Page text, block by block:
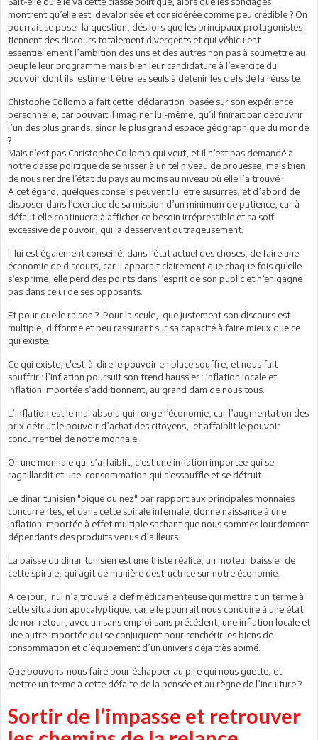
montrent qu’elle est dévalorisée et considérée comme peu crédible ? On
pourrait se poser la question, dés lors que les principaux protagonistes
tiennent des discours totalement divergents et qui véhiculent
essentiellement l’ambition des uns et des autres non pas à soumettre au
peuple leur programme mais bien leur candidature à l’exercice du
pouvoir dont ils estiment être les seuls à détenir les clefs de la réussite.
Chistophe Collomb a fait cette déclaration basée sur son expérience
personnelle, car pouvait il imaginer lui-même, qu’il finirait par découvrir
l’un des plus grands, sinon le plus grand espace géographique du monde
?
Mais n’est pas Christophe Collomb qui veut, et il n’est pas demandé à
notre classe politique de se hisser à un tel niveau de prouesse, mais bien
de nous rendre l’état du pays au moins au niveau où elle l’a trouvé !
A cet égard, quelques conseils peuvent lui être susurrés, et d’abord de
disposer dans l’exercice de sa mission d’un minimum de patience, car à
défaut elle continuera à afficher ce besoin irrépressible et sa soif
excessive de pouvoir, qui la desservent outrageusement.
Il lui est également conseillé, dans l’état actuel des choses, de faire une
économie de discours, car il apparait clairement que chaque fois qu’elle
s’exprime, elle perd des points dans l’esprit de son public et n’en gagne
pas dans celui de ses opposants.
Et pour quelle raison ? Pour la seule, que justement son discours est
multiple, difforme et peu rassurant sur sa capacité à faire mieux que ce
qui existe.
Ce qui existe, c'est-à-dire le pouvoir en place souffre, et nous fait
souffrir : l’inflation poursuit son trend haussier : inflation locale et
inflation importée s’additionnent, au grand dam de nous tous.
L’inflation est le mal absolu qui ronge l’économie, car l’augmentation des
prix détruit le pouvoir d’achat des citoyens, et affaiblit le pouvoir
concurrentiel de notre monnaie.
Or une monnaie qui s’affaiblit, c’est une inflation importée qui se
ragaillardit et une consommation qui s’essouffle et se détruit.
Le dinar tunisien "pique du nez" par rapport aux principales monnaies
concurrentes, et dans cette spirale infernale, donne naissance à une
inflation importée à effet multiple sachant que nous sommes lourdement
dépendants des produits venus d’ailleurs.
La baisse du dinar tunisien est une triste réalité, un moteur baissier de
cette spirale, qui agit de manière destructrice sur notre économie.
A ce jour, nul n’a trouvé la clef médicamenteuse qui mettrait un terme à
cette situation apocalyptique, car elle pourrait nous conduire à une état
de non retour, avec un sans emploi sans précédent, une inflation locale et
une autre importée qui se conjuguent pour renchérir les biens de
consommation et d’équipement d’un univers déjà très abimé.
Que pouvons-nous faire pour échapper au pire qui nous guette, et
mettre un terme à cette défaite de la pensée et au règne de l’inculture ?
Sortir de l’impasse et retrouver